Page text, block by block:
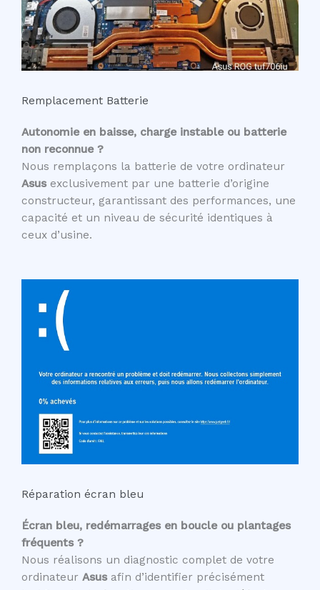
Remplacement Batterie
Autonomie en baisse, charge instable ou batterie
non reconnue ?
Nous remplaçons la batterie de votre ordinateur
Asusexclusivement par une batterie d’origine
constructeur, garantissant des performances, une
capacité et un niveau de sécurité identiques à
ceux d’usine.
Réparation écran bleu
Écran bleu, redémarrages en boucle ou plantages
fréquents ?
Nous réalisons un diagnostic complet de votre
ordinateur Asusafin d’identifier précisément